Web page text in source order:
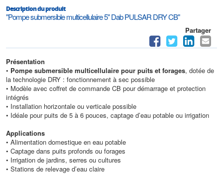
Description du produit
"Pompe submersible multicellulaire 5" Dab PULSAR DRY CB"
Partager
Présentation
• Pompe submersible multicellulaire pour puits et forages, dotée de
la technologie DRY : fonctionnement à sec possible
• Modèle avec coffret de commande CB pour démarrage et protection
intégrés
• Installation horizontale ou verticale possible
• Idéale pour puits de 5 à 6 pouces, captage d’eau potable ou irrigation
Applications
• Alimentation domestique en eau potable
• Captage dans puits profonds ou forages
• Irrigation de jardins, serres ou cultures
• Stations de relevage d’eau claire